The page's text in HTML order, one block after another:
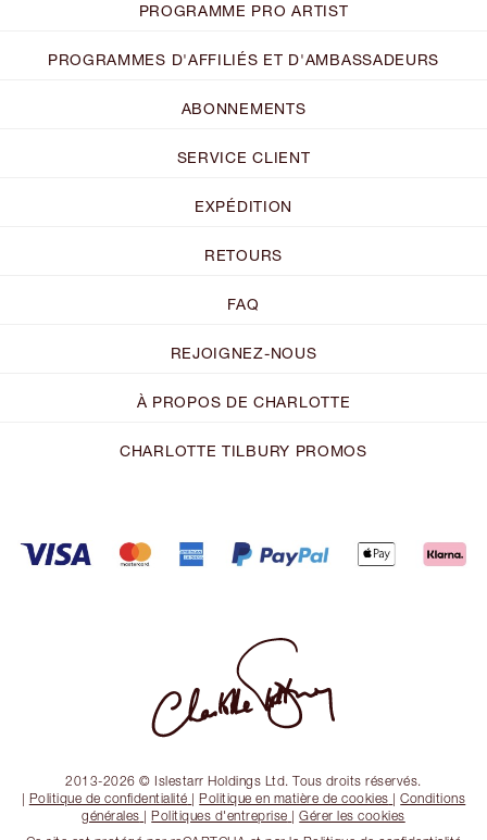
PROGRAMME PRO ARTIST
PROGRAMMES D'AFFILIÉS ET D'AMBASSADEURS
ABONNEMENTS
SERVICE CLIENT
EXPÉDITION
RETOURS
FAQ
REJOIGNEZ-NOUS
À PROPOS DE CHARLOTTE
CHARLOTTE TILBURY PROMOS
2013-2026 © Islestarr Holdings Ltd. Tous droits réservés.
| Politique de confidentialité |Politique en matière de cookies |Conditions
générales |Politiques d'entreprise |Gérer les cookies